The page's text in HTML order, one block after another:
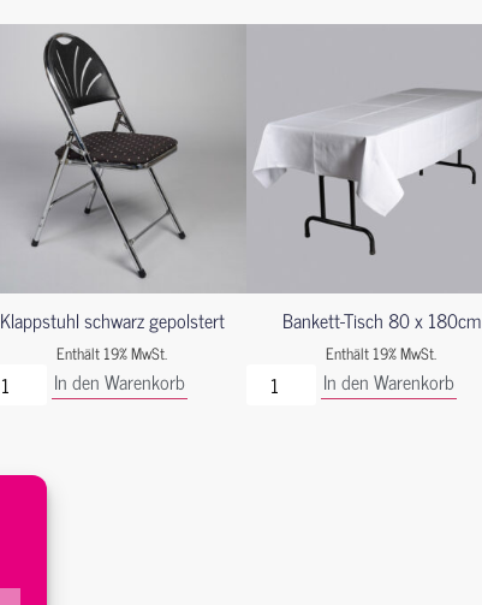
Klappstuhl schwarz gepolstert
Enthält 19% MwSt.
In den Warenkorb
Bankett-Tisch 80 x 180cm
Enthält 19% MwSt.
In den Warenkorb